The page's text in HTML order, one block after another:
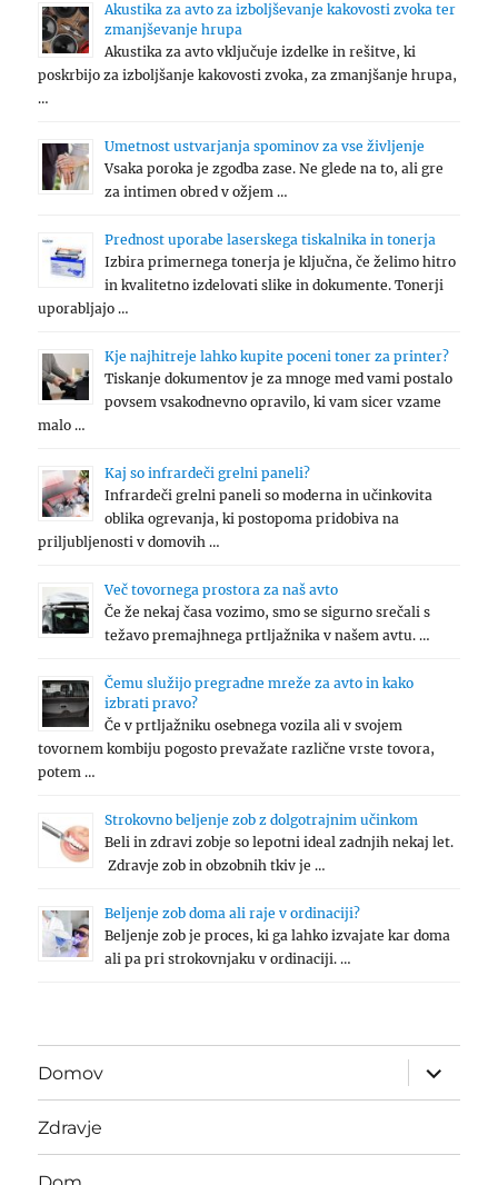
Akustika za avto za izboljševanje kakovosti zvoka ter
zmanjševanje hrupa
Akustika za avto vključuje izdelke in rešitve, ki
poskrbijo za izboljšanje kakovosti zvoka, za zmanjšanje hrupa,
…
Umetnost ustvarjanja spominov za vse življenje
Vsaka poroka je zgodba zase. Ne glede na to, ali gre
za intimen obred v ožjem …
Prednost uporabe laserskega tiskalnika in tonerja
Izbira primernega tonerja je ključna, če želimo hitro
in kvalitetno izdelovati slike in dokumente. Tonerji
uporabljajo …
Kje najhitreje lahko kupite poceni toner za printer?
Tiskanje dokumentov je za mnoge med vami postalo
povsem vsakodnevno opravilo, ki vam sicer vzame
malo …
Kaj so infrardeči grelni paneli?
Infrardeči grelni paneli so moderna in učinkovita
oblika ogrevanja, ki postopoma pridobiva na
priljubljenosti v domovih …
Več tovornega prostora za naš avto
Če že nekaj časa vozimo, smo se sigurno srečali s
težavo premajhnega prtljažnika v našem avtu. …
Čemu služijo pregradne mreže za avto in kako
izbrati pravo?
Če v prtljažniku osebnega vozila ali v svojem
tovornem kombiju pogosto prevažate različne vrste tovora,
potem …
Strokovno beljenje zob z dolgotrajnim učinkom
Beli in zdravi zobje so lepotni ideal zadnjih nekaj let.
Zdravje zob in obzobnih tkiv je …
Beljenje zob doma ali raje v ordinaciji?
Beljenje zob je proces, ki ga lahko izvajate kar doma
ali pa pri strokovnjaku v ordinaciji. …
Domov
expand
child
menu
Zdravje